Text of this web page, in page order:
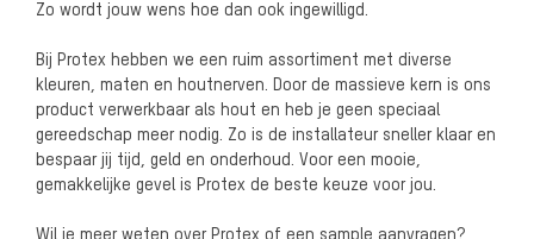
Zo wordt jouw wens hoe dan ook ingewilligd.
Bij Protex hebben we een ruim assortiment met diverse
kleuren, maten en houtnerven. Door de massieve kern is ons
product verwerkbaar als hout en heb je geen speciaal
gereedschap meer nodig. Zo is de installateur sneller klaar en
bespaar jij tijd, geld en onderhoud. Voor een mooie,
gemakkelijke gevel is Protex de beste keuze voor jou.
Wil je meer weten over Protex of een sample aanvragen?